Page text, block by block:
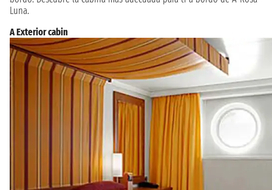
Luna.
A Exterior cabin